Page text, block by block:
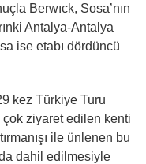
Berwıck, Sosa’nın
Antalya-Antalya
ise etabı dördüncü
kez Türkiye Turu
ziyaret edilen kenti
ile ünlenen bu
da dahil edilmesiyle